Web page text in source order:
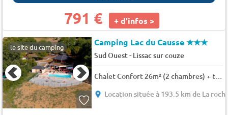
791 € + d'infos >
le site du camping Camping Lac du Causse★★★
Sud Ouest- Lissac sur couze
Chalet Confort 26m² (2 chambres) + terrasse couverte 6m² 6 pers.
Location située à 193.5 km de La